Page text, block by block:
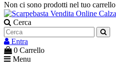
Non ci sono prodotti nel tuo carrello
Cerca
Entra
0 Carrello
Menu